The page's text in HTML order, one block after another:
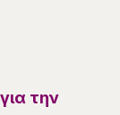
την